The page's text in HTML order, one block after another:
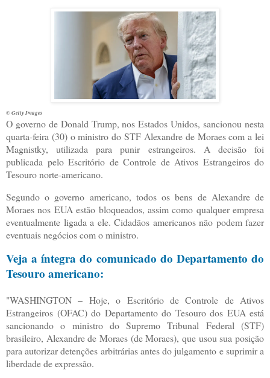
© Getty Images
O governo de Donald Trump, nos Estados Unidos, sancionou nesta
quarta-feira (30) o ministro do STF Alexandre de Moraes com a lei
Magnistky, utilizada para punir estrangeiros. A decisão foi
publicada pelo Escritório de Controle de Ativos Estrangeiros do
Tesouro norte-americano.
Segundo o governo americano, todos os bens de Alexandre de
Moraes nos EUA estão bloqueados, assim como qualquer empresa
eventualmente ligada a ele. Cidadãos americanos não podem fazer
eventuais negócios com o ministro.
Veja a íntegra do comunicado do Departamento do
Tesouro americano:
"WASHINGTON – Hoje, o Escritório de Controle de Ativos
Estrangeiros (OFAC) do Departamento do Tesouro dos EUA está
sancionando o ministro do Supremo Tribunal Federal (STF)
brasileiro, Alexandre de Moraes (de Moraes), que usou sua posição
para autorizar detenções arbitrárias antes do julgamento e suprimir a
liberdade de expressão.